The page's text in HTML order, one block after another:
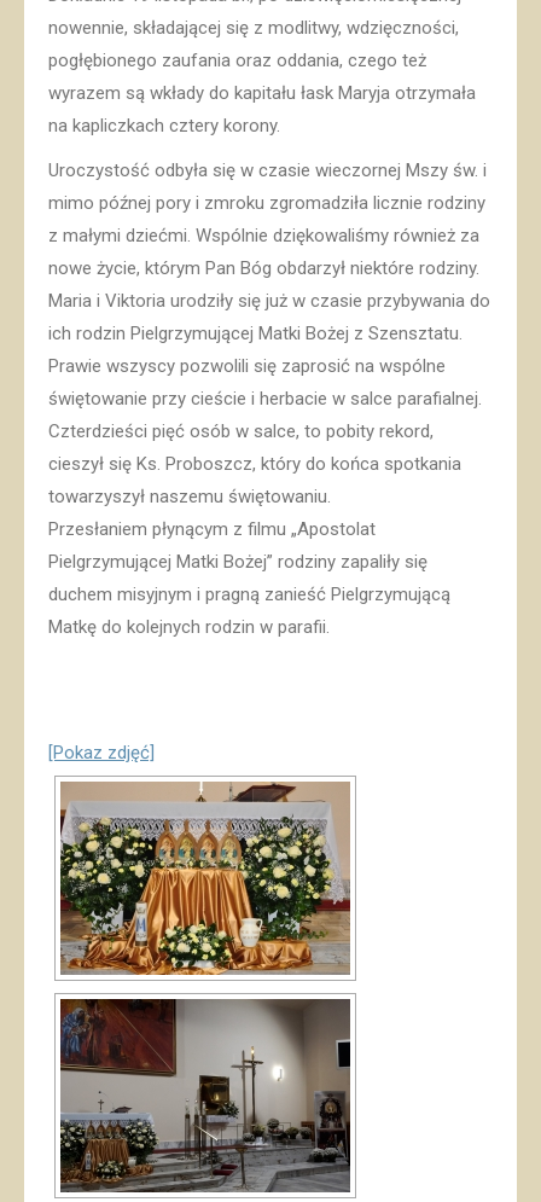
nowennie, składającej się z modlitwy, wdzięczności,
pogłębionego zaufania oraz oddania, czego też
wyrazem są wkłady do kapitału łask Maryja otrzymała
na kapliczkach cztery korony.
Uroczystość odbyła się w czasie wieczornej Mszy św. i
mimo późnej pory i zmroku zgromadziła licznie rodziny
z małymi dziećmi. Wspólnie dziękowaliśmy również za
nowe życie, którym Pan Bóg obdarzył niektóre rodziny.
Maria i Viktoria urodziły się już w czasie przybywania do
ich rodzin Pielgrzymującej Matki Bożej z Szensztatu.
Prawie wszyscy pozwolili się zaprosić na wspólne
świętowanie przy cieście i herbacie w salce parafialnej.
Czterdzieści pięć osób w salce, to pobity rekord,
cieszył się Ks. Proboszcz, który do końca spotkania
towarzyszył naszemu świętowaniu.
Przesłaniem płynącym z filmu „Apostolat
Pielgrzymującej Matki Bożej” rodziny zapaliły się
duchem misyjnym i pragną zanieść Pielgrzymującą
Matkę do kolejnych rodzin w parafii.
[Pokaz zdjęć]